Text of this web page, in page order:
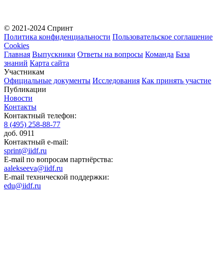
© 2021-2024 Спринт
Политика конфиденциальности Пользовательское соглашение
Cookies
Главная Выпускники Ответы на вопросы Команда База
знаний Карта сайта
Участникам
Официальные документы Исследования Как принять участие
Публикации
Новости
Контакты
Контактный телефон:
8 (495) 258-88-77
доб. 0911
Контактный e-mail:
sprint@iidf.ru
E-mail по вопросам партнёрства:
aalekseeva@iidf.ru
E-mail технической поддержки:
edu@iidf.ru